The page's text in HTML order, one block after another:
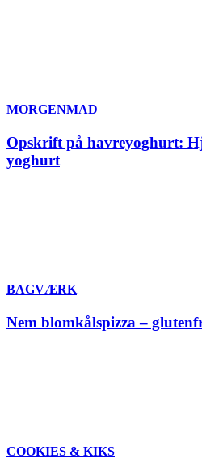
MORGENMAD
Opskrift på havreyoghurt:
yoghurt
BAGVÆRK
Nem blomkålspizza –
COOKIES & KIKS